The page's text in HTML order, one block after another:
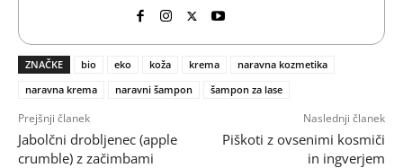
ZNAČKE bio eko koža krema
naravna kozmetika
naravna krema
naravni šampon šampon za lase
Prejšnji članek
Jabolčni drobljenec (apple
crumble) z začimbami
Naslednji članek
Piškoti z ovsenimi kosmiči
in ingverjem